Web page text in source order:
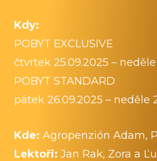
Kdy:
POBYT EXCLUSIVE
čtvrtek 25.09.2025 –
POBYT STANDARD
pátek 26.09.2025 – neděle
Kde: Agropenzión Adam,
Lektoři: Jan Rak, Zora a